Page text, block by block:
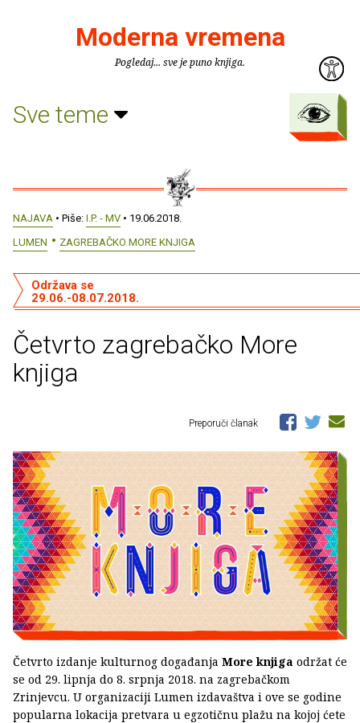
Moderna vremena
Pogledaj... sve je puno knjiga.
Sve teme
NAJAVA • Piše: I.P. - MV • 19.06.2018.
LUMEN
ZAGREBAČKO MORE KNJIGA
Četvrto zagrebačko More
knjiga
Održava se
29.06.-08.07.2018.
Preporuči članak
Četvrto izdanje kulturnog događanja More knjiga održat će
se od 29. lipnja do 8. srpnja 2018. na zagrebačkom
Zrinjevcu. U organizaciji Lumen izdavaštva i ove se godine
popularna lokacija pretvara u egzotičnu plažu na kojoj ćete